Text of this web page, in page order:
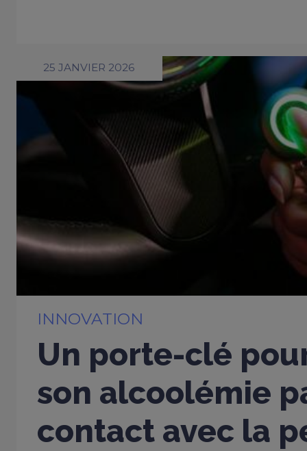
25 JANVIER 2026
INNOVATION
Un porte-clé
son alcoolémie
contact avec la